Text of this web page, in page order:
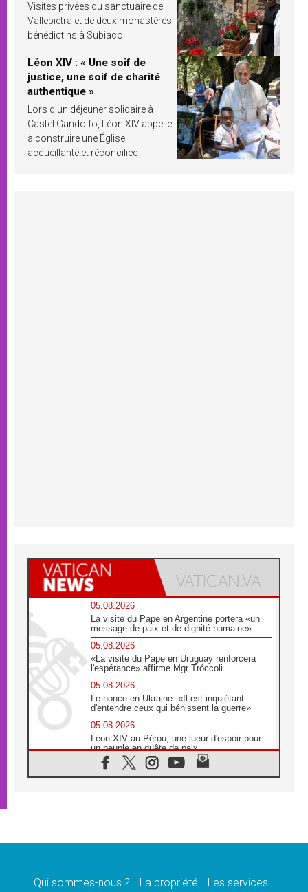
Visites privées du sanctuaire de
Vallepietra et de deux monastères
bénédictins à Subiaco
Léon XIV : « Une soif de
justice, une soif de charité
authentique »
Lors d’un déjeuner solidaire à
Castel Gandolfo, Léon XIV appelle
à construire une Église
accueillante et réconciliée
05.08.2026
La visite du Pape en Argentine portera «un
message de paix et de dignité humaine»
05.08.2026
«La visite du Pape en Uruguay renforcera
l'espérance» affirme Mgr Tróccoli
05.08.2026
Le nonce en Ukraine: «Il est inquiétant
d'entendre ceux qui bénissent la guerre»
05.08.2026
Léon XIV au Pérou, une lueur d'espoir pour
un peuple en quête de paix
05.08.2026
SCEAM: L'Église en Afrique vers
en Argentine et au Pérou
Qui sommes-nous ? La propriété Les services